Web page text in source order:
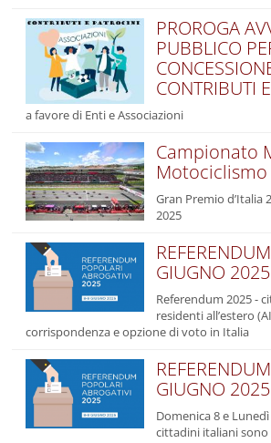
PROROGA
PUBBLICO
CONTRIBUTI
a favore di Enti e Associazioni
Campionato
Motociclismo
Gran Premio d’Italia
2025
GIUGNO
Referendum 2025 -
residenti all’estero
corrispondenza e opzione di voto in Italia
GIUGNO 2025
Domenica 8 e
cittadini italiani